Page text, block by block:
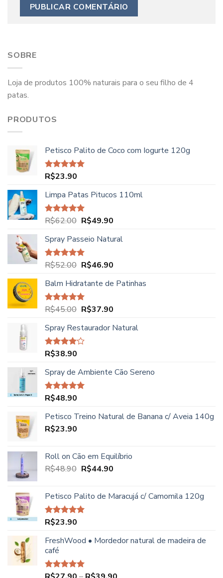
SOBRE
Loja de produtos 100% naturais para o seu filho de 4
patas.
PRODUTOS
Petisco Palito de Coco com Iogurte 120g
Avaliação
R$23.90
Limpa Patas Pitucos 110ml
Avaliação
R$62.00 O
original
era:
R$62.00.
R$49.90O
atual
R$49.90.
Spray Passeio Natural
Avaliação
R$52.00 O
original
era:
R$52.00.
R$46.90O
atual
R$46.90.
Balm Hidratante de Patinhas
Avaliação
R$45.00 O
original
era:
R$37.90O
atual
Spray Restaurador Natural
Avaliação
5
R$38.90
Spray de Ambiente Cão Sereno
Avaliação
R$48.90
Petisco Treino Natural de Banana c/ Aveia 140g
R$23.90
Roll on Cão em Equilíbrio
R$48.90 O
era:
R$48.90.
R$44.90O
é:
Petisco Palito de Maracujá c/ Camomila 120g
Avaliação
R$23.90
FreshWood • Mordedor natural de madeira de
café
Avaliação